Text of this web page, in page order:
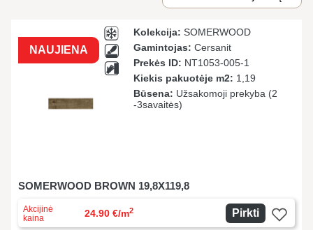
NAUJIENA
Kolekcija: SOMERWOOD
Gamintojas: Cersanit
Prekės ID: NT1053-005-1
Kiekis pakuotėje m2: 1,19
Būsena: Užsakomoji prekyba (2
-3savaitės)
SOMERWOOD BROWN 19,8X119,8
Akcijinė
kaina
24.90 €/m2 Pirkti